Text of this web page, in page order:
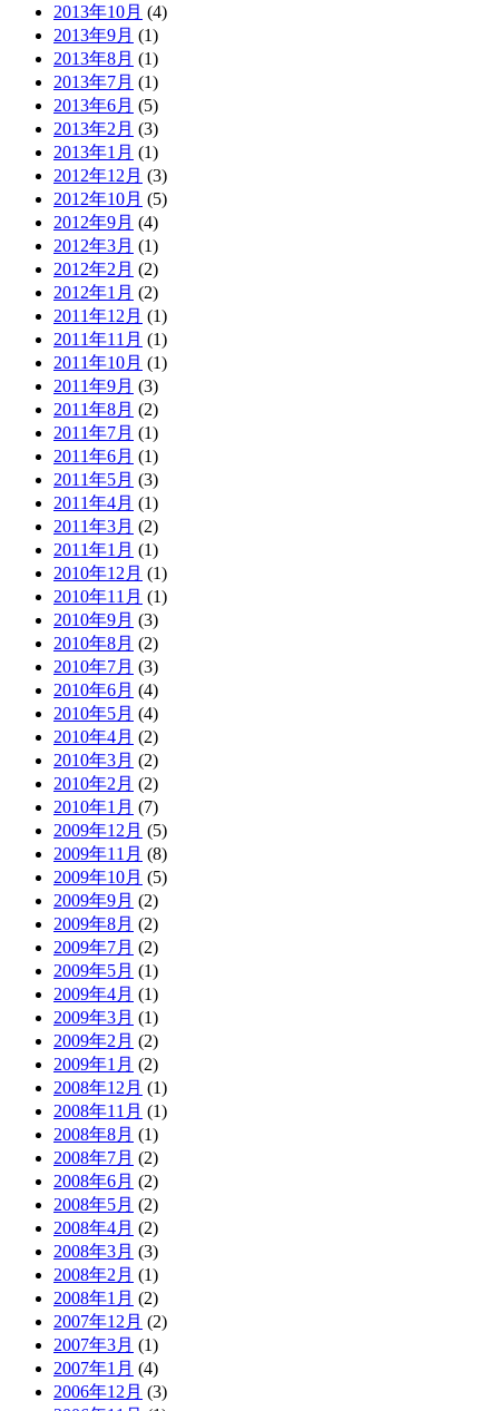
2013年10月 (4)
2013年9月 (1)
2013年8月 (1)
2013年7月 (1)
2013年6月 (5)
2013年2月 (3)
2013年1月 (1)
2012年12月 (3)
2012年10月 (5)
2012年9月 (4)
2012年3月 (1)
2012年2月 (2)
2012年1月 (2)
2011年12月 (1)
2011年11月 (1)
2011年10月 (1)
2011年9月 (3)
2011年8月 (2)
2011年7月 (1)
2011年6月 (1)
2011年5月 (3)
2011年4月 (1)
2011年3月 (2)
2011年1月 (1)
2010年12月 (1)
2010年11月 (1)
2010年9月 (3)
2010年8月 (2)
2010年7月 (3)
2010年6月 (4)
2010年5月 (4)
2010年4月 (2)
2010年3月 (2)
2010年2月 (2)
2010年1月 (7)
2009年12月 (5)
2009年11月 (8)
2009年10月 (5)
2009年9月 (2)
2009年8月 (2)
2009年7月 (2)
2009年5月 (1)
2009年4月 (1)
2009年3月 (1)
2009年2月 (2)
2009年1月 (2)
2008年12月 (1)
2008年11月 (1)
2008年8月 (1)
2008年7月 (2)
2008年6月 (2)
2008年5月 (2)
2008年4月 (2)
2008年3月 (3)
2008年2月 (1)
2008年1月 (2)
2007年12月 (2)
2007年3月 (1)
2007年1月 (4)
2006年12月 (3)